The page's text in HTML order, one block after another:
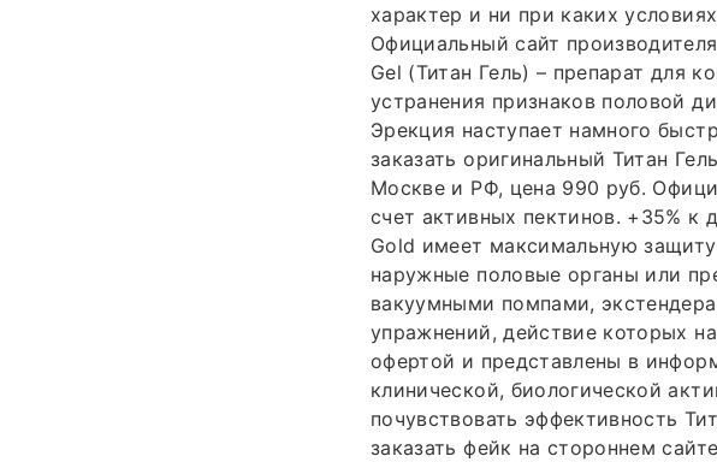
характер и ни при каких
Официальный сайт
Gel (Титан Гель) – препарат для
устранения признаков половой
Эрекция наступает намного
заказать оригинальный Титан
Москве и РФ, цена 990 руб.
счет активных пектинов. +35% к
Gold имеет максимальную
наружные половые органы или
вакуумными помпами,
упражнений, действие которых
офертой и представлены в
клинической, биологической
почувствовать эффективность
заказать фейк на стороннем